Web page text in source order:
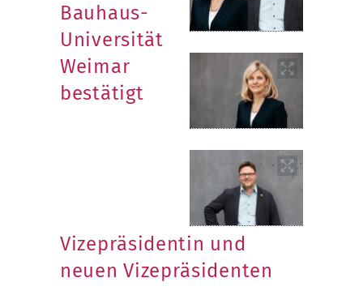
Bauhaus-
Universität
Weimar
bestätigt
Vizepräsidentin und
neuen Vizepräsidenten